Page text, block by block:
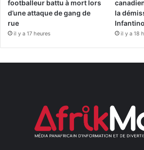
footballeur battu à mort lors
d’une attaque de gang de
rue
il y a 17 heures
la
Infantino
il y a 18